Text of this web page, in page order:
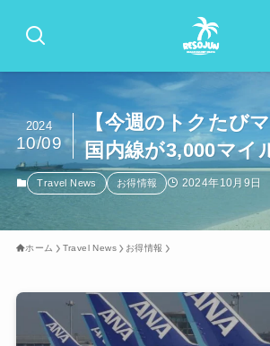
【今週のトクたび
国内線が3,000マイ
2024
10/09
Travel News お得情報 2024年10月9日
ホーム Travel News お得情報